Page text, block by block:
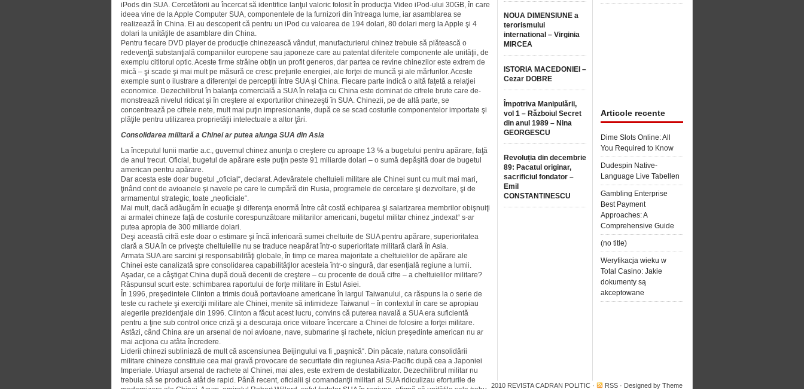
iPods din SUA. Cercetătorii au încercat să identifice lanţul valoric folosit în producţia Video iPod-ului 30GB, în care
ideea vine de la Apple Computer SUA, componentele de la fur­nizori din întrea­ga lume, iar asam­bla­rea se
realizează în China. Ei au des­coperit că pentru un iPod cu valoarea de 194 dolari, 80 dolari merg la Apple şi 4
dolari la unităţile de asamblare din China.
Pentru fiecare DVD player de pro­ducţie chinezească vândut, manu­fac­turierul chinez trebuie să plătească o
redevenţă substanţială companiilor europene sau japoneze care au paten­tat diferitele componente ale unităţii, de
exemplu cititorul optic. Aceste firme străine obţin un profit generos, dar partea ce revine chinezilor este extrem de
mică – şi scade şi mai mult pe mă­sură ce cresc preţurile energiei, ale for­ţei de muncă şi ale mărfurilor. Aceste
exemple sunt o ilustrare a dife­renţei de percepţii între SUA şi China. Fiecare par­te indică o altă faţetă a rela­ţiei
eco­nomice. Dezechilibrul în balan­ţa co­mer­cială a SUA în relaţia cu China este dominat de cifrele brute care de­
mon­s­trează nivelul ridicat şi în creştere al expor­turilor chinezeşti în SUA. Chi­ne­zii, pe de altă parte, se
concentrează pe ci­frele nete, mult mai puţin impre­sio­nan­te, după ce se scad costurile com­po­nen­telor importate şi
plăţile pentru utili­zarea proprietăţii intelectua­le a altor ţări.
Consolidarea militară a Chinei ar putea alunga SUA din Asia
La începutul lunii martie a.c., gu­ver­nul chinez anunţa o creştere cu aproape 13 % a bugetului pentru apărare, faţă
de anul trecut. Oficial, bugetul de apărare este puţin peste 91 miliarde dolari – o sumă depăşită doar de bugetul
american pentru apărare.
Dar acesta este doar bugetul „ofi­cial“, declarat. Adevăratele cheltuieli militare ale Chinei sunt cu mult mai mari,
ţinând cont de avioanele şi navele pe care le cumpără din Rusia, programele de cercetare şi dezvoltare, şi de
armamentul strategic, toate „neoficiale“.
Mai mult, dacă adăugăm în ecuaţie şi diferenţa enormă între cât costă echiparea şi salarizarea membrilor obişnuiţi
ai armatei chineze faţă de costurile corespunzătoare militarilor americani, bugetul militar chinez „in­dexat“ s-ar
putea apropia de 300 miliarde dolari.
Deşi această cifră este doar o esti­mare şi încă inferioară sumei cheltuite de SUA pentru apărare, superioritatea
clară a SUA în ce priveşte cheltuielile nu se traduce neapărat într-o supe­rio­ritate militară clară în Asia.
Armata SUA are sarcini şi respon­sa­bilităţi globale, în timp ce marea ma­joritate a cheltuielilor de apărare ale
Chinei este canalizată spre consoli­da­rea capabilităţilor acesteia într-o singură, dar esenţială regiune a lumii.
Aşadar, ce a câştigat China după două decenii de creştere – cu procente de două cifre – a cheltuielilor militare?
Răs­punsul scurt este: schimbarea ra­por­tului de forţe militare în Estul Asiei.
În 1996, preşedintele Clinton a trimis două portavioane americane în largul Taiwanului, ca răspuns la o serie de
teste cu rachete şi exerciţii militare ale Chinei, menite să intimideze Tai­wa­nul – în contextul în care se apropiau
alegerile prezidenţiale din 1996. Clinton a făcut acest lucru, convins că puterea navală a SUA era suficientă
pentru a ţine sub control orice criză şi a descuraja orice viitoare încercare a Chinei de folosire a forţei militare.
Astăzi, când China are un arsenal de noi avioane, nave, submarine şi ra­che­te, niciun preşedinte american nu ar
mai acţiona cu atâta încredere.
Liderii chinezi subliniază de mult că ascensiunea Beijingului va fi „paş­ni­că“. Din păcate, natura consolidării
militare chineze constituie cea mai gravă provocare de securitate din regiunea Asia-Pacific după cea a Ja­po­niei
Imperiale. Uriaşul arsenal de ra­chete al Chinei, mai ales, este extrem de destabilizator. Dezechilibrul militar nu
trebuia să se producă atât de rapid. Până recent, oficialii şi comandanţii militari ai SUA ridiculizau eforturile de
NOUA DIMENSIUNE a
terorismului
international – Virginia
MIRCEA
ISTORIA MACEDONIEI –
Cezar DOBRE
Împotriva Manipulării,
vol 1 – Războiul Secret
din anul 1989 – Nina
GEORGESCU
Revoluția din decembrie
89: Pacatul originar,
sacrificiul fondator –
Emil
CONSTANTINESCU
Articole recente
Dime Slots Online: All
You Required to Know
Dudespin Native-
Language Live Tabellen
Gambling Enterprise
Best Payment
Approaches: A
Comprehensive Guide
(no title)
Weryfikacja wieku w
Total Casino: Jakie
dokumenty są
akceptowane
2010 REVISTA CADRAN POLITIC · RSS · Designed by Theme